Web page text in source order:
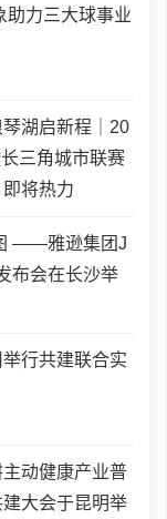
助力三大球事业
湖启新程｜20
三角城市联赛
将热力
——雅逊集团J
布会在长沙举
行共建联合实
动健康产业普
大会于昆明举